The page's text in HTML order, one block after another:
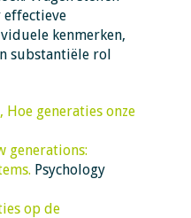
effectieve
kenmerken,
substantiële rol
generaties onze
generations:
Psychology
op de